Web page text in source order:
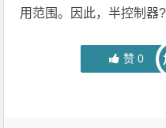
用范围。因此，半控制器
赞 0